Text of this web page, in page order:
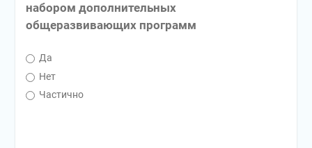
набором дополнительных
общеразвивающих программ
Да
Нет
Частично